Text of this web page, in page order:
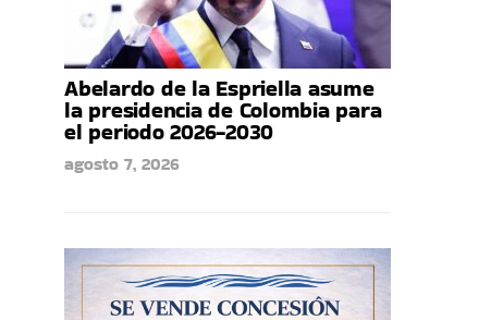
Abelardo de la Espriella asume
la presidencia de Colombia para
el periodo 2026-2030
agosto 7, 2026